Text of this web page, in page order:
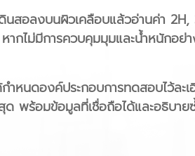
ดินสอลงบนผิวเคลือบแล้วอ่านค่า
กไม่มีการควบคุมมุมและน้ำหนักอย่
ำหนดองค์ประกอบการทดสอบไว้ล
พร้อมข้อมูลที่เชื่อถือได้และอธิบาย